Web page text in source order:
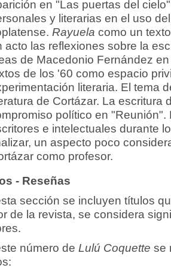
en "Las puertas del
y literarias en el uso
Rayuela como un
acto las reflexiones sobre la
de Macedonio Fernández
de los '60 como espacio
literaria. El tema
de Cortázar. La escritura
político en "Reunión".
e intelectuales durante
un aspecto poco
como profesor.
- Reseñas
sección se incluyen títulos
de la revista, se considera
número de Lulú Coquette se